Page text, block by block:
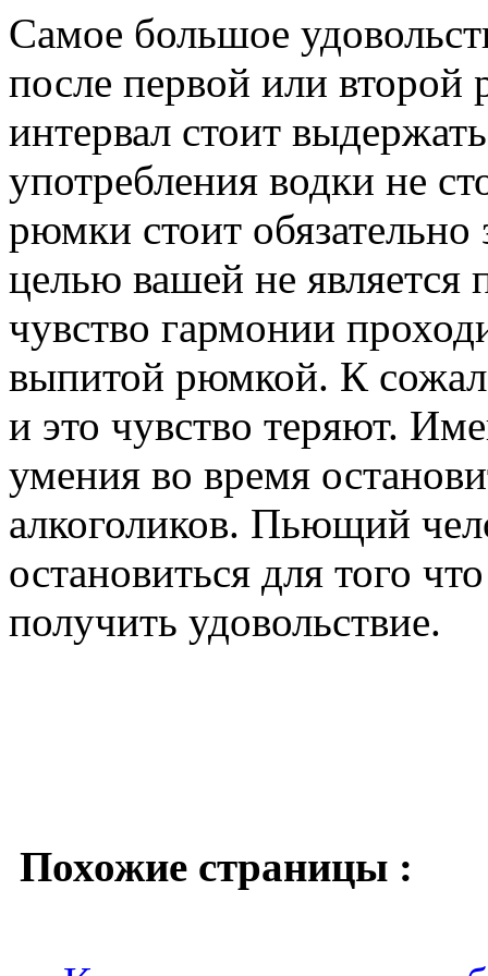
Самое большое
после первой или
интервал стоит
употребления водки не
рюмки стоит обязательно
целью вашей не является
чувство гармонии
выпитой рюмкой. К
и это чувство теряют.
умения во время
алкоголиков. Пьющий
остановиться для того
получить удовольствие.
Похожие страницы :